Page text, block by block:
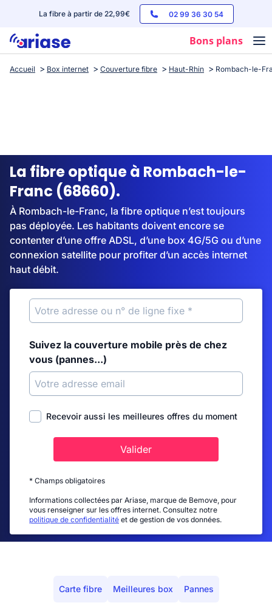
La fibre à partir de 22,99€ 02 99 36 30 54
Bons plans
Box internet
Streaming
Accueil Box internet Couverture fibre Haut-Rhin Rombach-le-
La fibre optique à Rombach-le-
Franc (68660).
À Rombach-le-Franc, la fibre optique n’est toujours
pas déployée. Les habitants doivent encore se
contenter d’une offre ADSL, d’une box 4G/5G ou d’une
connexion satellite pour profiter d’un accès internet
haut débit.
Suivez la couverture mobile près de chez
vous (pannes...)
Recevoir aussi les meilleures offres du moment
Valider
* Champs obligatoires
Informations collectées par Ariase, marque de Bemove, pour
vous renseigner sur les offres internet. Consultez notre
politique de confidentialité et de gestion de vos données.
Carte fibre Meilleures box Pannes